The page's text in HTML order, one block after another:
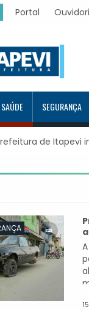
Portal
SAÚDE SEGURANÇA
de Itapevi